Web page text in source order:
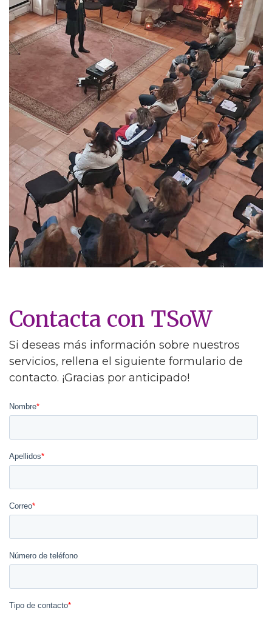
Contacta con TSoW
Si deseas más información sobre nuestros
servicios, rellena el siguiente formulario de
contacto. ¡Gracias por anticipado!